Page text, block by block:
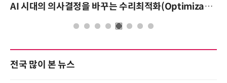
AI 시대의 의사결정을 바꾸는 수리최적화(Optimization): 실제 산업 적용 사례와 활용 전략
전국 많이 본 뉴스